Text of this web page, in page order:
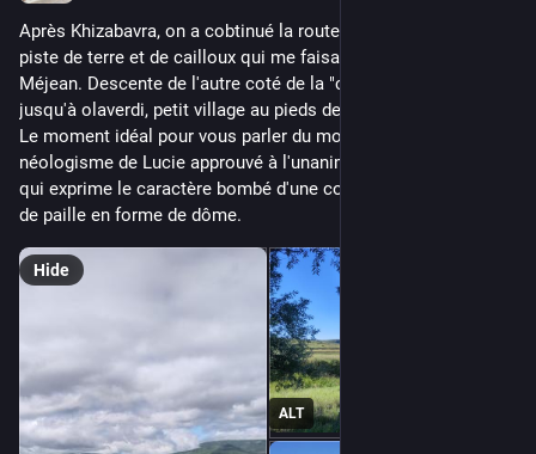
Après Khizabavra, on a cobtinué la route sur le plateau. Une
piste de terre et de cailloux qui me faisait penser au causse
Méjean. Descente de l'autre coté de la "crête" puis remontée
jusqu'à olaverdi, petit village au pieds des volcans éteints.
Le moment idéal pour vous parler du mot "bulbon",
néologisme de Lucie approuvé à l'unanimité par la famille et
qui exprime le caractère bombé d'une colline ou d'une botte
de paille en forme de dôme.
ALT
Hide